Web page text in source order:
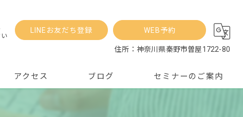
LINEお友だち登録 WEB予約
住所：神奈川県秦野市曽屋1722-80
アクセス ブログ セミナーのご案内